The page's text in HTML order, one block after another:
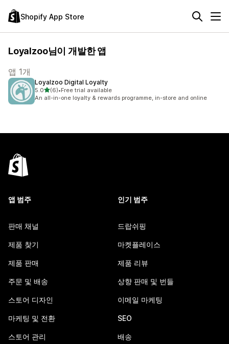
Shopify App Store
Loyalzoo님이 개발한 앱
앱 1개
Loyalzoo Digital Loyalty
5.0별 5개 중
(6)
총 리뷰 6개
•Free trial available
An all-in-one loyalty & rewards programme, in-store and online
앱 범주
판매 채널
제품 찾기
제품 판매
주문 및 배송
스토어 디자인
마케팅 및 전환
스토어 관리
인기 범주
드랍쉬핑
마켓플레이스
제품 리뷰
상향 판매 및 번들
이메일 마케팅
SEO
배송